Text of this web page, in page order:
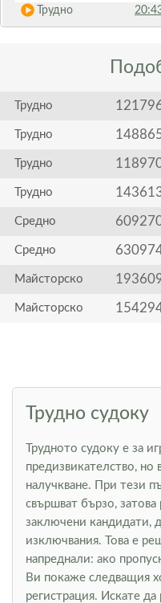
Трудно
Трудно
Трудно
Трудно
Трудно
Средно
Средно
Майсторско
Майсторско
Трудно судоку
Трудното судоку е за
предизвикателство, но
налучкване. При тези
свършват бързо,
заключени кандидати,
изключвания. Това е
напреднали: ако
Ви покаже следващия
регистрация. Искате да